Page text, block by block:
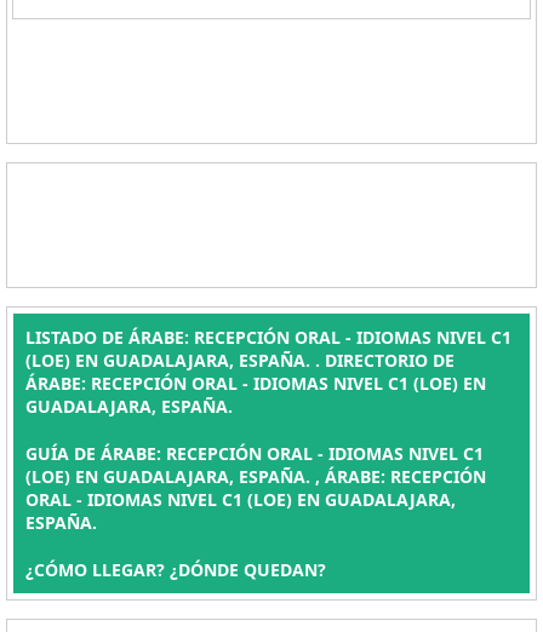
LISTADO DE ÁRABE: RECEPCIÓN ORAL - IDIOMAS NIVEL C1
(LOE) EN GUADALAJARA, ESPAÑA. . DIRECTORIO DE
ÁRABE: RECEPCIÓN ORAL - IDIOMAS NIVEL C1 (LOE) EN
GUADALAJARA, ESPAÑA.
GUÍA DE ÁRABE: RECEPCIÓN ORAL - IDIOMAS NIVEL C1
(LOE) EN GUADALAJARA, ESPAÑA. , ÁRABE: RECEPCIÓN
ORAL - IDIOMAS NIVEL C1 (LOE) EN GUADALAJARA,
ESPAÑA.
¿CÓMO LLEGAR? ¿DÓNDE QUEDAN?